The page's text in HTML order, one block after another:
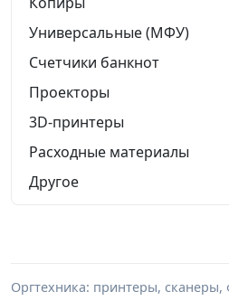
Универсальные (МФУ)
Счетчики банкнот
Проекторы
3D-принтеры
Расходные материалы
Другое
Оргтехника: принтеры,